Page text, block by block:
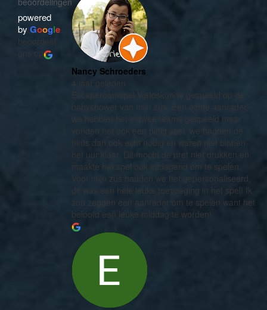
powered
by Google
beoordeel
ons op
Nancy Schroeders
4 jaar geleden
Escaperoomspel Verloskunde gespeeld op de
babyshower van mijn zus. Een echte aanrader,
we hebben het in twee teams gespeeld maar
vonden het ook een pittig spel, we hadden de
hints dan ook echt nodig en waren niet binnen
het uur klaar. Dit mocht de pret niet drukken en
maakte het spel ook uitdagend om te spelen.
Voor mijn zus hadden we het gepersonaliseerd,
dit was een hele leuke toevoeging in het spel! Ik
zou zeggen een aanrader om te spelen want het
beloofd een leuke middag te worden!